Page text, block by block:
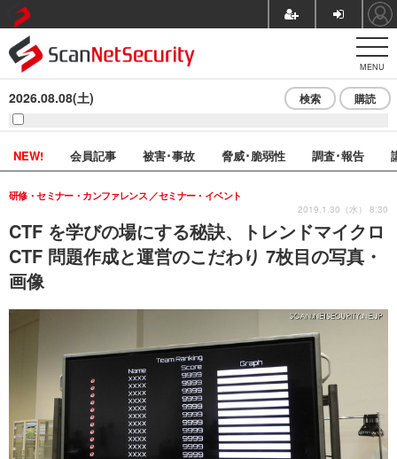
MENU
2026.08.08(土) 検索 購読
NEW! 会員記事 被害･事故 脅威･脆弱性 調査･報告
CTF を学びの場にする秘訣、トレンドマイクロ
CTF 問題作成と運営のこだわり 7枚目の写真・
画像
研修・セミナー・カンファレンス セミナー・イベント
2019.1.30（水） 8:30